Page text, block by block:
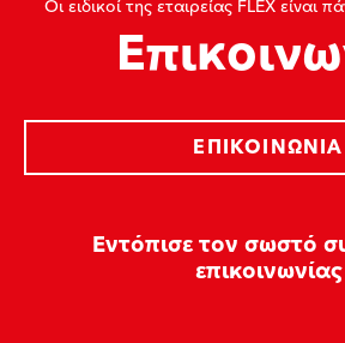
Οι ειδικοί της εταιρείας FLEX είναι
Εντόπισε τον σωστό
επικοινωνίας
ΕΠΙΚΟΙΝΩΝΊΑ